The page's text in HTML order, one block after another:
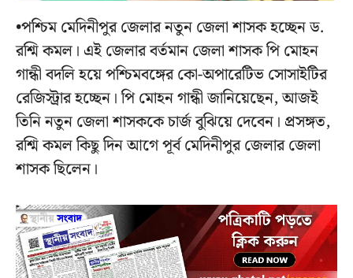
•পশ্চিম মেদিনীপুর জেলার নতুন জেলা শাসক হচ্ছেন ড.
রশ্মি কমল। এই জেলার বর্তমান জেলা শাসক পি মোহন
গান্ধী বদলি হয়ে পশ্চিমবঙ্গের কো-অপারেটিভ সোসাইটির
রেজিস্ট্রার হচ্ছেন। পি মোহন গান্ধী জানিয়েছেন, আজই
তিনি নতুন জেলা শাসককে চার্জ বুঝিয়ে দেবেন। প্রসঙ্গত,
রশ্মি কমল কিছু দিন আগে পূর্ব মেদিনীপুর জেলার জেলা
শাসক ছিলেন।